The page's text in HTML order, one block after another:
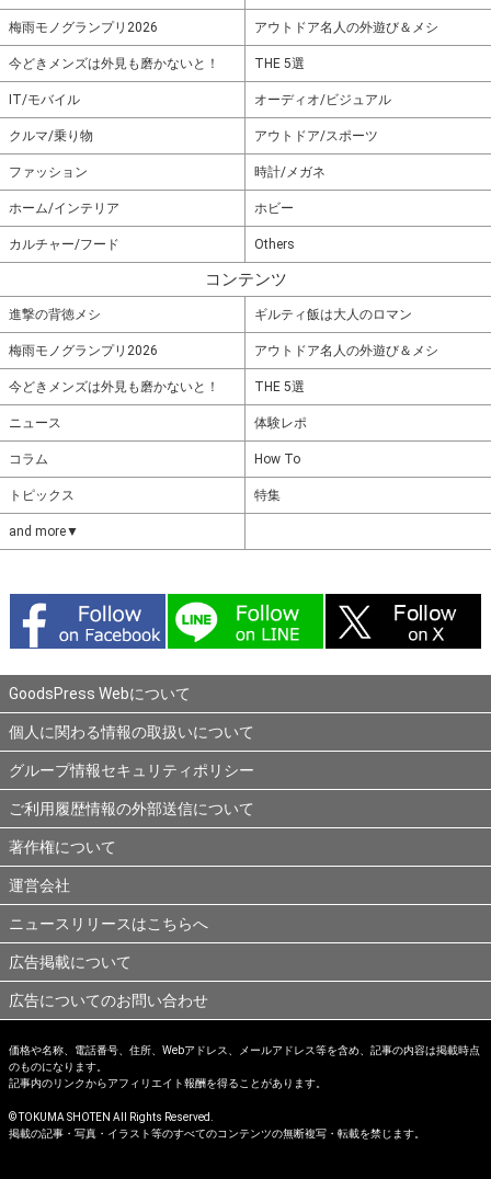
梅雨モノグランプリ2026 アウトドア名人の外遊び＆メシ
今どきメンズは外見も磨かないと！ THE 5選
IT/モバイル オーディオ/ビジュアル
クルマ/乗り物 アウトドア/スポーツ
ファッション 時計/メガネ
ホーム/インテリア ホビー
カルチャー/フード Others
コンテンツ
進撃の背徳メシ ギルティ飯は大人のロマン
梅雨モノグランプリ2026 アウトドア名人の外遊び＆メシ
今どきメンズは外見も磨かないと！ THE 5選
ニュース 体験レポ
コラム How To
トピックス 特集
and more▼
GoodsPress Webについて
個人に関わる情報の取扱いについて
グループ情報セキュリティポリシー
ご利用履歴情報の外部送信について
著作権について
運営会社
ニュースリリースはこちらへ
広告掲載について
広告についてのお問い合わせ
価格や名称、電話番号、住所、Webアドレス、メールアドレス等を含め、記事の内容は掲載時点
のものになります。
記事内のリンクからアフィリエイト報酬を得ることがあります。
© TOKUMA SHOTEN All Rights Reserved.
掲載の記事・写真・イラスト等のすべてのコンテンツの無断複写・転載を禁じます。